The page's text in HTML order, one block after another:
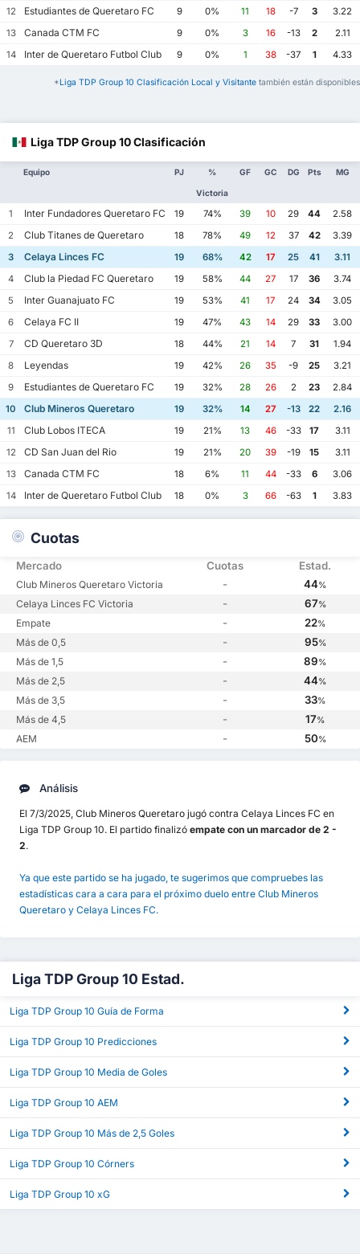
12
Estudiantes de Queretaro FC 9 0% 11 18 -7 3
3.22
13
Canada CTM FC 9 0% 3 16 -13 2
2.11
14
Inter de Queretaro Futbol Club 9 0% 1 38 -37 1 4.33
*Liga TDP Group 10 Clasificación Local y Visitante también están disponibles
Liga TDP Group 10 Clasificación
Equipo PJ %
Victoria
GF GC DG Pts MG
1 Inter Fundadores Queretaro FC 19 74% 39 10 29 44
2.58
2
Club Titanes de Queretaro 18 78% 49 12 37 42
3.39
3
Celaya Linces FC 19 68% 42 17 25 41
3.11
4
Club la Piedad FC Queretaro 19 58% 44 27 17 36
3.74
5
Inter Guanajuato FC 19 53% 41 17 24 34
3.05
6
Celaya FC II 19 47% 43 14 29 33
3.00
7
CD Queretaro 3D 18 44% 21 14 7 31
1.94
8
Leyendas 19 42% 26 35 -9 25
3.21
9
Estudiantes de Queretaro FC 19 32% 28 26 2 23
2.84
10
Club Mineros Queretaro 19 32% 14 27 -13 22
2.16
11
Club Lobos ITECA 19 21% 13 46 -33 17
3.11
12
CD San Juan del Rio 19 21% 20 39 -19 15
3.11
13
Canada CTM FC 18 6% 11 44 -33 6
3.06
14
Inter de Queretaro Futbol Club 18 0% 3 66 -63 1 3.83
Cuotas
Mercado Cuotas Estad.
Club Mineros Queretaro Victoria - 44%
Celaya Linces FC Victoria - 67%
Empate - 22%
Más de 0,5 - 95%
Más de 1,5 - 89%
Más de 2,5 - 44%
Más de 3,5 - 33%
Más de 4,5 - 17%
AEM - 50%
Análisis
El 7/3/2025, Club Mineros Queretaro jugó contra Celaya Linces FC en
Liga TDP Group 10. El partido finalizó empate con un marcador de 2 -
2.
Ya que este partido se ha jugado, te sugerimos que compruebes las
estadísticas cara a cara para el próximo duelo entre Club Mineros
Queretaro y Celaya Linces FC.
Liga TDP Group 10 Estad.
Liga TDP Group 10 Guía de Forma
Liga TDP Group 10 Predicciones
Liga TDP Group 10 Media de Goles
Liga TDP Group 10 AEM
Liga TDP Group 10 Más de 2,5 Goles
Liga TDP Group 10 Córners
Liga TDP Group 10 xG